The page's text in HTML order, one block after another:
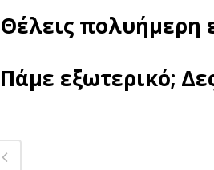
Θέλεις πολυήμερη
Πάμε εξωτερικό;